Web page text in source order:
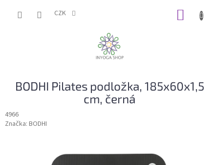
CZK
BODHI Pilates podložka, 185x60x1,5
cm, černá
4966
Značka: BODHI